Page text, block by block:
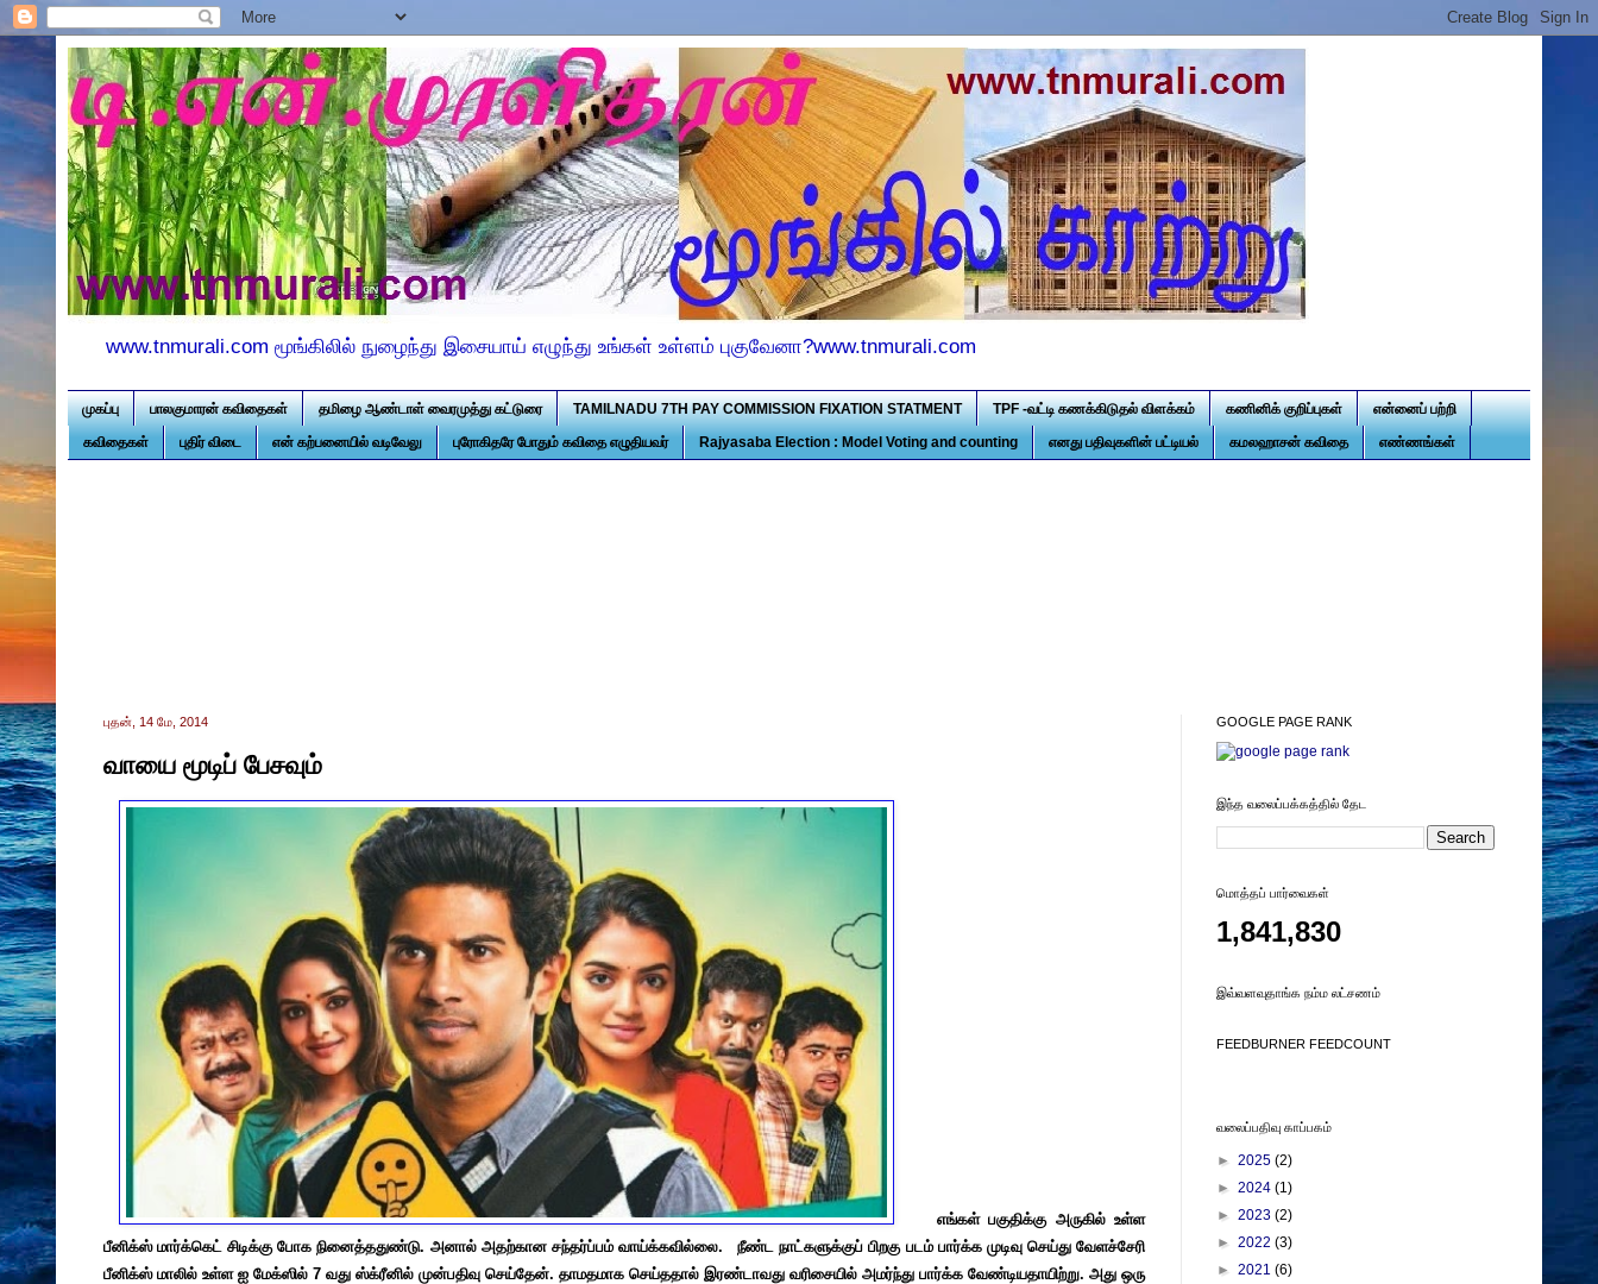
www.tnmurali.com மூங்கிலில் நுழைந்து இசையாய் எழுந்து உங்கள் உள்ளம் புகுவேனா?www.tnmurali.com
முகப்பு பாலகுமாரன் கவிதைகள் தமிழை ஆண்டாள் வைரமுத்து கட்டுரை TAMILNADU 7TH PAY COMMISSION FIXATION STATMENT TPF -வட்டி கணக்கிடுதல் விளக்கம் கணினிக் குறிப்புகள் என்னைப் பற்றி
கவிதைகள் புதிர் விடை என் கற்பனையில் வடிவேலு புரோகிதரே போதும் கவிதை எழுதியவர் Rajyasaba Election : Model Voting and counting எனது பதிவுகளின் பட்டியல் கமலஹாசன் கவிதை எண்ணங்கள்
புதன், 14 மே, 2014
வாயை மூடிப் பேசவும்
எங்கள் பகுதிக்கு அருகில் உள்ள
பீனிக்ஸ் மார்க்கெட் சிடிக்கு போக நினைத்ததுண்டு. அனால் அதற்கான சந்தர்ப்பம் வாய்க்கவில்லை. நீண்ட நாட்களுக்குப் பிறகு படம் பார்க்க முடிவு செய்து வேளச்சேரி
பீனிக்ஸ் மாலில் உள்ள ஐ மேக்ஸில் 7 வது ஸ்க்ரீனில் முன்பதிவு செய்தேன். தாமதமாக செய்ததால் இரண்டாவது வரிசையில் அமர்ந்து பார்க்க வேண்டியதாயிற்று. அது ஒரு
GOOGLE PAGE RANK
இந்த வலைப்பக்கத்தில் தேட
மொத்தப் பார்வைகள்
1,841,830
இவ்வளவுதாங்க நம்ம லட்சணம்
FEEDBURNER FEEDCOUNT
வலைப்பதிவு காப்பகம்
► 2025 (2)
► 2024 (1)
► 2023 (2)
► 2022 (3)
► 2021 (6)